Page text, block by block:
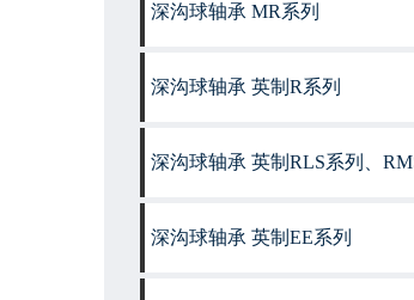
深沟球轴承 MR系列
深沟球轴承 英制R系列
深沟球轴承 英制RLS系列、
深沟球轴承 英制EE系列